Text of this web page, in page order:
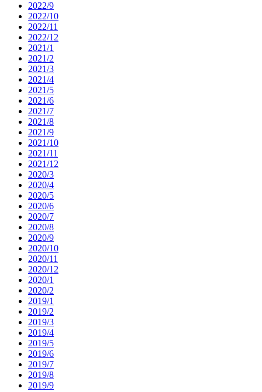
2022/9
2022/10
2022/11
2022/12
2021/1
2021/2
2021/3
2021/4
2021/5
2021/6
2021/7
2021/8
2021/9
2021/10
2021/11
2021/12
2020/3
2020/4
2020/5
2020/6
2020/7
2020/8
2020/9
2020/10
2020/11
2020/12
2020/1
2020/2
2019/1
2019/2
2019/3
2019/4
2019/5
2019/6
2019/7
2019/8
2019/9